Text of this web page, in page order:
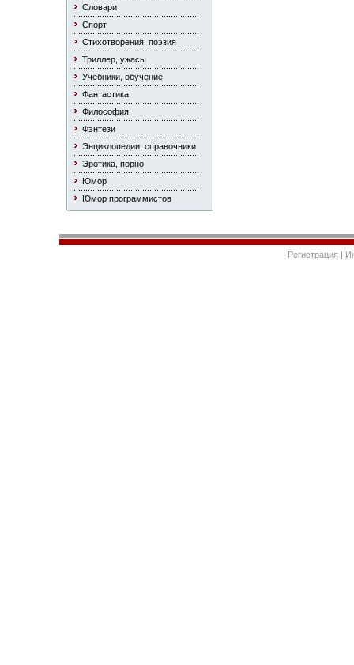
Словари
Спорт
Стихотворения, поэзия
Триллер, ужасы
Учебники, обучение
Фантастика
Философия
Фэнтези
Энциклопедии, справочники
Эротика, порно
Юмор
Юмор программистов
Регистрация |